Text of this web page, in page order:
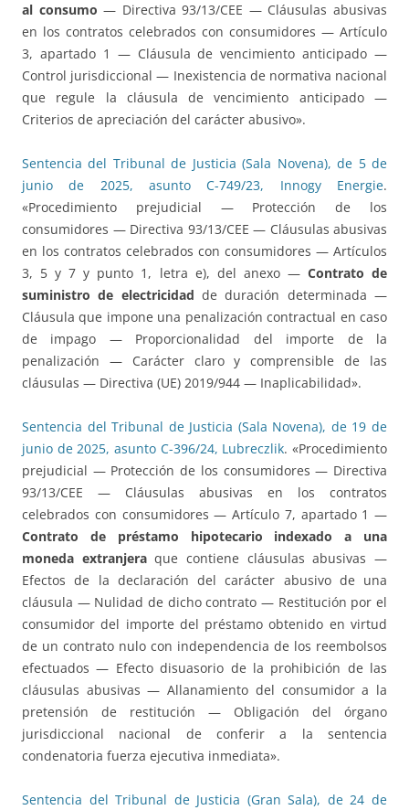
al consumo — Directiva 93/13/CEE — Cláusulas abusivas
en los contratos celebrados con consumidores — Artículo
3, apartado 1 — Cláusula de vencimiento anticipado —
Control jurisdiccional — Inexistencia de normativa nacional
que regule la cláusula de vencimiento anticipado —
Criterios de apreciación del carácter abusivo».
Sentencia del Tribunal de Justicia (Sala Novena), de 5 de
junio de 2025, asunto C-749/23, Innogy Energie.
«Procedimiento prejudicial — Protección de los
consumidores — Directiva 93/13/CEE — Cláusulas abusivas
en los contratos celebrados con consumidores — Artículos
3, 5 y 7 y punto 1, letra e), del anexo — Contrato de
suministro de electricidad de duración determinada —
Cláusula que impone una penalización contractual en caso
de impago — Proporcionalidad del importe de la
penalización — Carácter claro y comprensible de las
cláusulas — Directiva (UE) 2019/944 — Inaplicabilidad».
Sentencia del Tribunal de Justicia (Sala Novena), de 19 de
junio de 2025, asunto C-396/24, Lubreczlik. «Procedimiento
prejudicial — Protección de los consumidores — Directiva
93/13/CEE — Cláusulas abusivas en los contratos
celebrados con consumidores — Artículo 7, apartado 1 —
Contrato de préstamo hipotecario indexado a una
moneda extranjeraque contiene cláusulas abusivas —
Efectos de la declaración del carácter abusivo de una
cláusula — Nulidad de dicho contrato — Restitución por el
consumidor del importe del préstamo obtenido en virtud
de un contrato nulo con independencia de los reembolsos
efectuados — Efecto disuasorio de la prohibición de las
cláusulas abusivas — Allanamiento del consumidor a la
pretensión de restitución — Obligación del órgano
jurisdiccional nacional de conferir a la sentencia
condenatoria fuerza ejecutiva inmediata».
Sentencia del Tribunal de Justicia (Gran Sala), de 24 de